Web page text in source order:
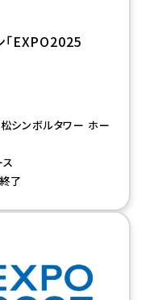
「EXPO2025
シンボルタワー ホー
了